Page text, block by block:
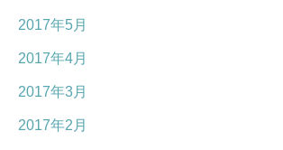
2017年5月
2017年4月
2017年3月
2017年2月